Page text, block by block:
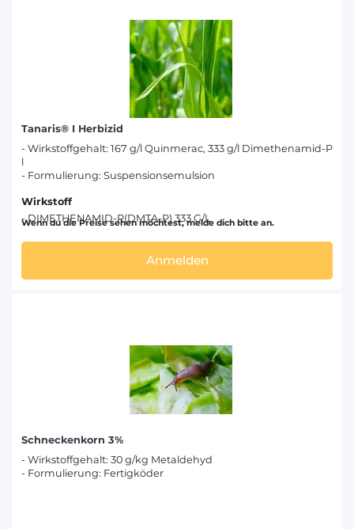
Tanaris® I Herbizid
- Wirkstoffgehalt: 167 g/l Quinmerac, 333 g/l Dimethenamid-P
l
- Formulierung: Suspensionsemulsion
Wirkstoff
- DIMETHENAMID-P(DMTA-P) 333 G/L
Wenn du die Preise sehen möchtest, melde dich bitte an.
Anmelden
Schneckenkorn 3%
- Wirkstoffgehalt: 30 g/kg Metaldehyd
- Formulierung: Fertigköder